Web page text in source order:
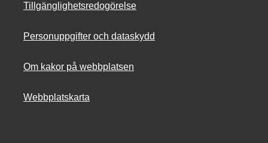
Tillgänglighetsredogörelse
Personuppgifter och dataskydd
Om kakor på webbplatsen
Webbplatskarta